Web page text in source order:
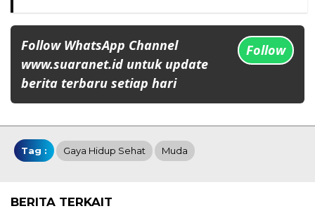
Follow WhatsApp Channel
www.suaranet.id untuk update
berita terbaru setiap hari
Follow
Tag : Gaya Hidup Sehat Muda
BERITA TERKAIT